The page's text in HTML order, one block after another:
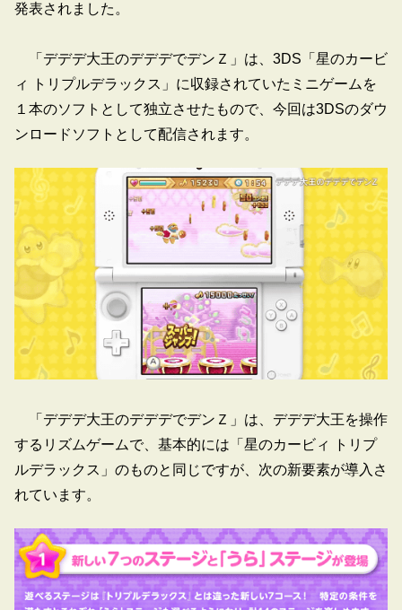
発表されました。
「デデデ大王のデデデでデンＺ」は、3DS「星のカービ
ィ トリプルデラックス」に収録されていたミニゲームを
１本のソフトとして独立させたもので、今回は3DSのダウ
ンロードソフトとして配信されます。
「デデデ大王のデデデでデンＺ」は、デデデ大王を操作
するリズムゲームで、基本的には「星のカービィ トリプ
ルデラックス」のものと同じですが、次の新要素が導入さ
れています。